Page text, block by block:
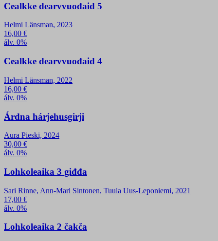
Cealkke dearvvuođaid 5
Helmi Länsman, 2023
16,00 €
álv. 0%
Cealkke dearvvuođaid 4
Helmi Länsman, 2022
16,00 €
álv. 0%
Árdna hárjehusgirji
Aura Pieski, 2024
30,00 €
álv. 0%
Lohkoleaika 3 giđđa
Sari Rinne, Ann-Mari Sintonen, Tuula Uus-Leponiemi, 2021
17,00 €
álv. 0%
Lohkoleaika 2 čakča